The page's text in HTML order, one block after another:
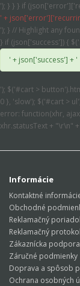
'); } } } if
' +
'); } // Highlight any
} if (json['success']) {
' + json['success'] + '
'); $('#cart >
0 }, 'slow'); $('#cart >
error: function(xhr,
xhr.statusText + "\r\n"
Informácie
Kontaktné
Obchodné
Reklamačný
Reklamačný protokol
Zákaznícka podpora
Záručné podmienky
Doprava a spôsob
Ochrana osobných